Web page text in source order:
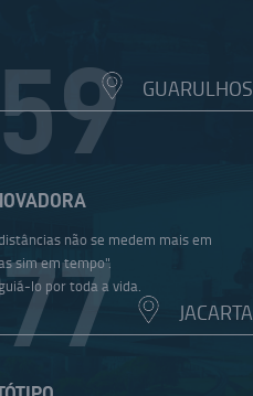
GUARULHOS
JACARTA
não se medem mais em
sim em tempo".
lo por toda a vida.